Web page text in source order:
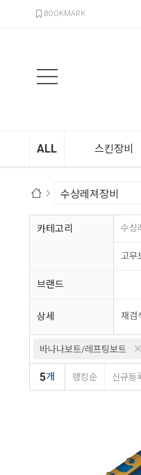
BOOKMARK
ALL 스킨장비
카테고리 수상
고무
브랜드
상세 재검
바나나보트/레프팅보트
5개 랭킹순 신규등